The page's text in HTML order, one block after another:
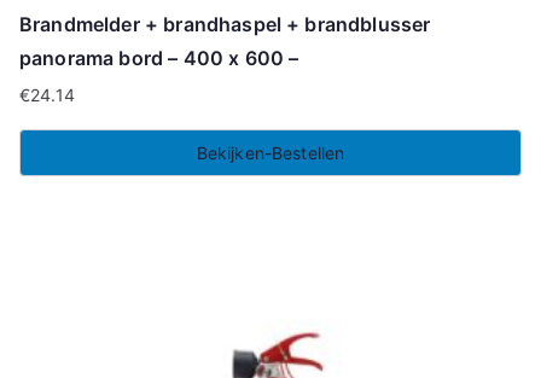
Brandmelder + brandhaspel + brandblusser
panorama bord – 400 x 600 –
€24.14
Bekijken-Bestellen